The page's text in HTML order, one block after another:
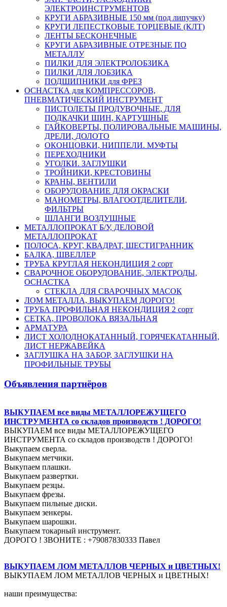
ЭЛЕКТРОИНСТРУМЕНТОВ
КРУГИ АБРАЗИВНЫЕ 150 мм (под липучку)
КРУГИ ЛЕПЕСТКОВЫЕ ТОРЦЕВЫЕ (КЛТ)
ЛЕНТЫ БЕСКОНЕЧНЫЕ
КРУГИ АБРАЗИВНЫЕ ОТРЕЗНЫЕ ПО
МЕТАЛЛУ
ПИЛКИ ДЛЯ ЭЛЕКТРОЛОБЗИКА
ПИЛКИ ДЛЯ ЛОБЗИКА
ПОДШИПНИКИ для ФРЕЗ
ОСНАСТКА для КОМПРЕССОРОВ,
ПНЕВМАТИЧЕСКИЙ ИНСТРУМЕНТ
ПИСТОЛЕТЫ ПРОДУВОЧНЫЕ, ДЛЯ
ПОДКАЧКИ ШИН, КАРТУШНЫЕ
ГАЙКОВЕРТЫ, ПОЛИРОВАЛЬНЫЕ МАШИНЫ,
ДРЕЛИ, ДОЛОТО
ОКОНЦОВКИ, НИППЕЛИ. МУФТЫ
ПЕРЕХОДНИКИ
УГОЛКИ. ЗАГЛУШКИ
ТРОЙНИКИ, КРЕСТОВИНЫ
КРАНЫ, ВЕНТИЛИ
ОБОРУДОВАНИЕ ДЛЯ ОКРАСКИ
МАНОМЕТРЫ, ВЛАГООТДЕЛИТЕЛИ,
ФИЛЬТРЫ
ШЛАНГИ ВОЗДУШНЫЕ
МЕТАЛЛОПРОКАТ Б/У, ДЕЛОВОЙ
МЕТАЛЛОПРОКАТ
ПОЛОСА, КРУГ, КВАДРАТ, ШЕСТИГРАННИК
БАЛКА, ШВЕЛЛЕР
ТРУБА КРУГЛАЯ НЕКОНДИЦИЯ 2 сорт
СВАРОЧНОЕ ОБОРУДОВАНИЕ, ЭЛЕКТРОДЫ,
ОСНАСТКА
СТЕКЛА ДЛЯ СВАРОЧНЫХ МАСОК
ЛОМ МЕТАЛЛА, ВЫКУПАЕМ ДОРОГО!
ТРУБА ПРОФИЛЬНАЯ НЕКОНДИЦИЯ 2 сорт
СЕТКА, ПРОВОЛОКА ВЯЗАЛЬНАЯ
АРМАТУРА
ЛИСТ ХОЛОДНОКАТАННЫЙ, ГОРЯЧЕКАТАННЫЙ,
ЛИСТ НЕРЖАВЕЙКА
ЗАГЛУШКА НА ЗАБОР, ЗАГЛУШКИ НА
ПРОФИЛЬНЫЕ ТРУБЫ
Объявления партнёров
ВЫКУПАЕМ все виды МЕТАЛЛОРЕЖУЩЕГО
ИНСТРУМЕНТА со складов производств ! ДОРОГО!
ВЫКУПАЕМ все виды МЕТАЛЛОРЕЖУЩЕГО
ИНСТРУМЕНТА со складов производств ! ДОРОГО!
Выкупаем сверла.
Выкупаем метчики.
Выкупаем плашки.
Выкупаем развертки.
Выкупаем резцы.
Выкупаем фрезы.
Выкупаем пильные диски.
Выкупаем зенкеры.
Выкупаем шарошки.
Выкупаем токарный инструмент.
ДОРОГО ! ЗВОНИТЕ : +79087830333 Павел
ВЫКУПАЕМ ЛОМ МЕТАЛЛОВ ЧЕРНЫХ и ЦВЕТНЫХ!
ВЫКУПАЕМ ЛОМ МЕТАЛЛОВ ЧЕРНЫХ и ЦВЕТНЫХ!
наши преимущества: